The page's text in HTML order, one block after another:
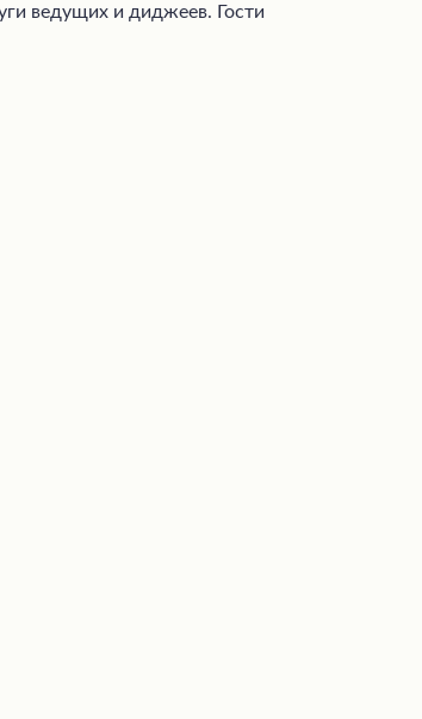
ведущих и диджеев. Гости